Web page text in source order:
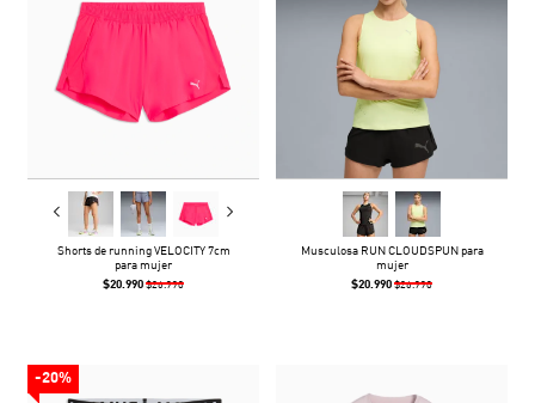
Shorts de running VELOCITY 7cm
para mujer
$20.990 $26.990
Musculosa RUN CLOUDSPUN para
mujer
$20.990 $26.990
-20%